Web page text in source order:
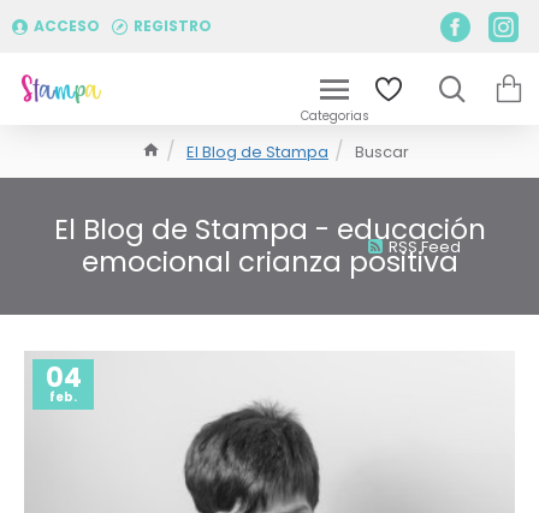
ACCESO REGISTRO
El Blog de Stampa Buscar
El Blog de Stampa - educación
emocional crianza positiva
RSS Feed
04
feb.